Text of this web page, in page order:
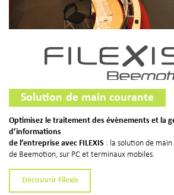
Solution de main courante
Optimisez le traitement des évènements et la
d’informations
de l’entreprise avec FILEXIS : la solution de
de Beemotion, sur PC et terminaux mobiles.
Découvrir Filexis